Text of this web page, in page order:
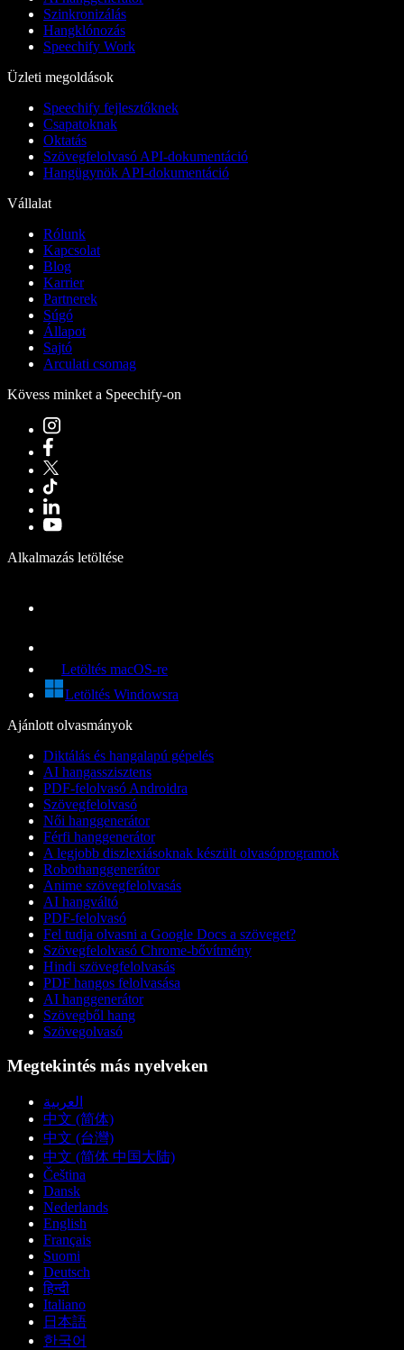
Szinkronizálás
Hangklónozás
Speechify Work
Üzleti megoldások
Speechify fejlesztőknek
Csapatoknak
Oktatás
Szövegfelolvasó API-dokumentáció
Hangügynök API-dokumentáció
Vállalat
Rólunk
Kapcsolat
Blog
Karrier
Partnerek
Súgó
Állapot
Sajtó
Arculati csomag
Kövess minket a Speechify-on
Alkalmazás letöltése
Letöltés macOS-re
Letöltés Windowsra
Ajánlott olvasmányok
Diktálás és hangalapú gépelés
AI hangasszisztens
PDF-felolvasó Androidra
Szövegfelolvasó
Női hanggenerátor
Férfi hanggenerátor
A legjobb diszlexiásoknak készült olvasóprogramok
Robothanggenerátor
Anime szövegfelolvasás
AI hangváltó
PDF-felolvasó
Fel tudja olvasni a Google Docs a szöveget?
Szövegfelolvasó Chrome-bővítmény
Hindi szövegfelolvasás
PDF hangos felolvasása
AI hanggenerátor
Szövegből hang
Szövegolvasó
Megtekintés más nyelveken
العربية
中文 (简体)
中文 (台灣)
中文 (简体 中国大陆)
Čeština
Dansk
Nederlands
English
Français
Suomi
Deutsch
हिन्दी
Italiano
日本語
한국어